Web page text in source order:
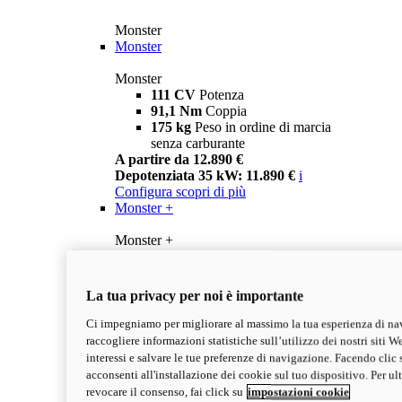
Monster
Monster
Monster
111 CV Potenza
91,1 Nm Coppia
175 kg Peso in ordine di marcia
senza carburante
A partire da 12.890 €
Depotenziata 35 kW: 11.890 € i
Configura scopri di più
Monster +
Monster +
Peso in ordine di marcia
senza carburante
A partire da 13.290 €
Depotenziata 35 kW: 12.290 €i
Configura Scopri di più
new Monster 100
La tua privacy per noi è importante
Ci impegniamo per migliorare al massimo la tua esperienza di
raccogliere informazioni statistiche sull’utilizzo dei nostri siti
interessi e salvare le tue preferenze di navigazione. Facendo
acconsenti all'installazione dei cookie sul tuo dispositivo. Per
revocare il consenso, fai click su impostazioni cookie